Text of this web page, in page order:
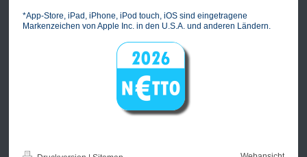
*App-Store, iPad, iPhone, iPod touch, iOS sind eingetragene
Markenzeichen von Apple Inc. in den U.S.A. und anderen Ländern.